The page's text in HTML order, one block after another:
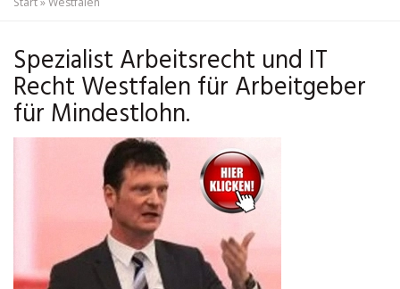
Spezialist Arbeitsrecht und IT
Recht Westfalen für Arbeitgeber
für Mindestlohn.